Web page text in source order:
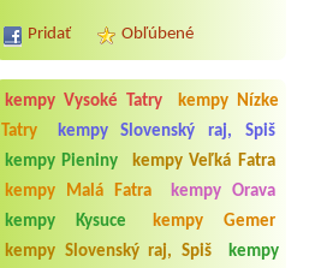
Pridať Obľúbené
kempy Vysoké Tatry
kempy Nízke
Tatry
kempy Slovenský raj, Spiš
kempy Pieniny
kempy Veľká Fatra
kempy Malá Fatra
kempy Orava
kempy Kysuce
kempy Gemer
kempy Slovenský raj, Spiš
kempy